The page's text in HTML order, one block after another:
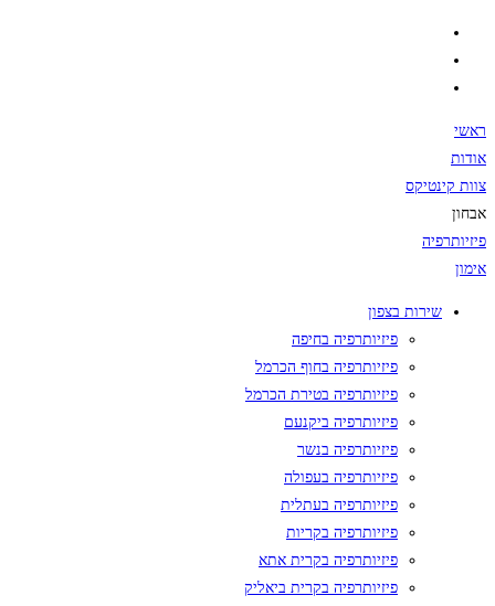
ראשי
אודות
צוות קינטיקס
אבחון
פיזיותרפיה
אימון
שירות בצפון
פיזיותרפיה בחיפה
פיזיותרפיה בחוף הכרמל
פיזיותרפיה בטירת הכרמל
פיזיותרפיה ביקנעם
פיזיותרפיה בנשר
פיזיותרפיה בעפולה
פיזיותרפיה בעתלית
פיזיותרפיה בקריות
פיזיותרפיה בקרית אתא
פיזיותרפיה בקרית ביאליק